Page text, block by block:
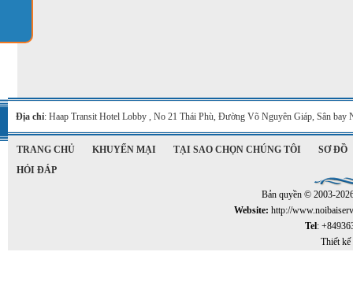
Địa chỉ: Haap Transit Hotel Lobby , No 21 Thái Phù, Đường Võ Nguyên Giáp, Sân bay
TRANG CHỦ KHUYẾN MẠI TẠI SAO CHỌN CHÚNG TÔI
SƠ ĐỒ
HỎI ĐÁP
Bản quyền © 2003-
Website: http://
Tel:
Thiết kế